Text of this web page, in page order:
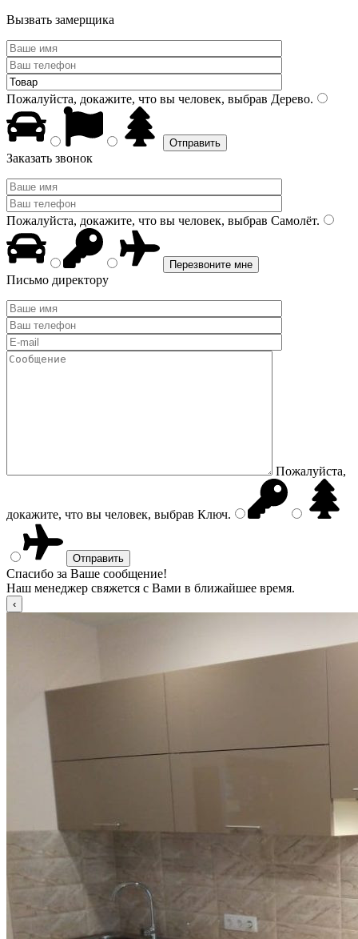
Вызвать замерщика
Пожалуйста, докажите, что вы человек, выбрав Дерево.
Заказать звонок
Пожалуйста, докажите, что вы человек, выбрав Самолёт.
Письмо директору
Пожалуйста,
докажите, что вы человек, выбрав Ключ.
Спасибо за Ваше сообщение!
Наш менеджер свяжется с Вами в ближайшее время.